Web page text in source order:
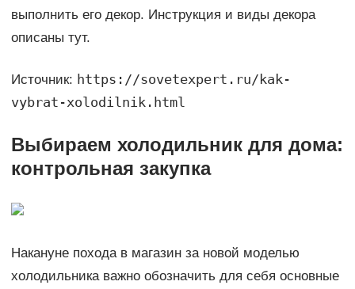
выполнить его декор. Инструкция и виды декора
описаны тут.
Источник: https://sovetexpert.ru/kak-
vybrat-xolodilnik.html
Выбираем холодильник для дома:
контрольная закупка
Накануне похода в магазин за новой моделью
холодильника важно обозначить для себя основные